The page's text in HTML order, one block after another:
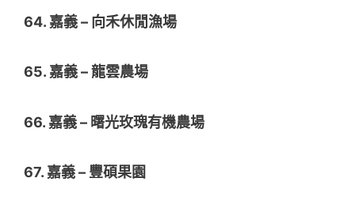
64. 嘉義 – 向禾休閒漁場
65. 嘉義 – 龍雲農場
66. 嘉義 – 曙光玫瑰有機農場
67. 嘉義 – 豐碩果園